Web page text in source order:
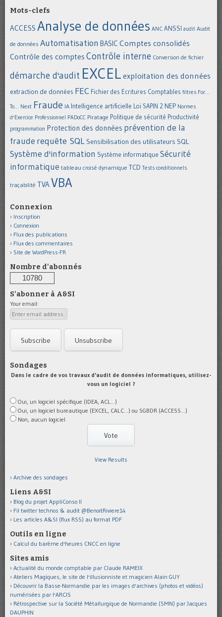
Mots-clefs
ACCESS Analyse de données ANC ANSSI audit Audit
de données Automatisation BASIC Comptes consolidés
Contrôle des comptes Contrôle interne Conversion de fichier
démarche d'audit EXCEL exploitation des données
extraction de données FEC Fichier des Ecritures Comptables filtres For...
To... Next Fraude IA Intelligence artificielle Loi SAPIN 2 NEP Normes
d'Exercice Professionnel PADoCC Piratage Politique de sécurité Productivité
programmation Protection des données prévention de la
fraude requête SQL Sensibilisation des utilisateurs SQL
Système d'information Système informatique Sécurité
informatique tableau croisé dynamique TCD Tests conditionnels
traçabilité TVAVBA
Connexion
Inscription
Connexion
Flux des publications
Flux des commentaires
Site de WordPress-FR
Nombre d'abonnés
10780
S'abonner à A&SI
Your email:
Sondages
Dans le cadre de vos travaux d'audit de données informatiques, utilisez-
vous un logiciel ?
Oui, un logiciel spécifique (IDEA, ACL...)
Oui, un logiciel bureautique (EXCEL, CALC...) ou SGBDR (ACCESS...)
Non, aucun logiciel
View Results
Archive des sondages
Liens A&SI
Blog du projet AppliConso II
Fil twitter technos & audit @BenoitRiviere14
Les articles A&SI (flux RSS) au format PDF
Outils en ligne
Calcul du barème d'heures CNCC en ligne
Sites amis
Actualité du monde comptable par Claude RAMEIX
Ateliers Magiques, le site de l'illusionniste et magicien Alain GUY
Découvrir la Basse-Normandie par les images d'archives (photos et vidéos)
numérisées par l'ARCIS
Rétrospective sur la Société Métallurgique de Normandie (SMN) par Jacques
DAUPHIN